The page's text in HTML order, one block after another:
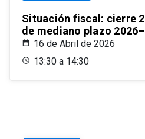
Situación fiscal: cierre
de mediano plazo
16 de Abril de 2026
13:30 a 14:30